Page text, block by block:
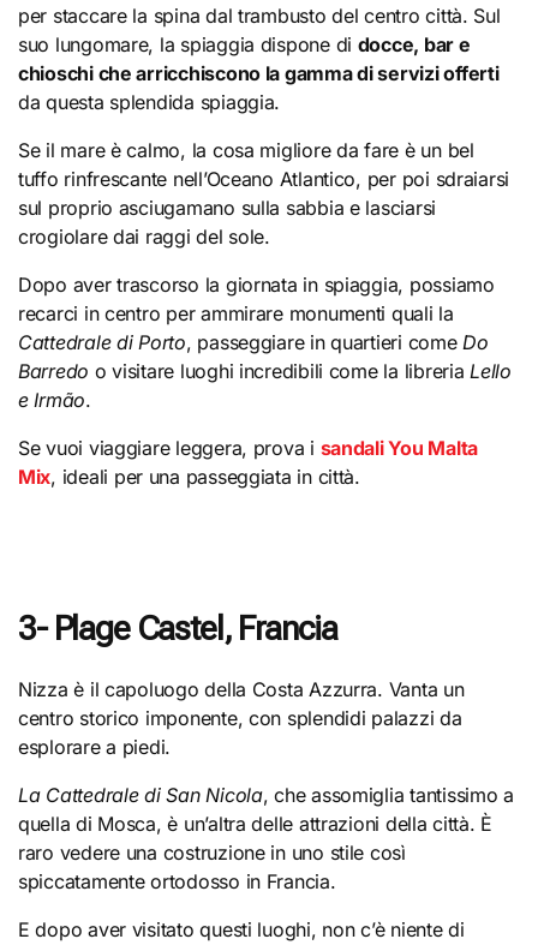
per staccare la spina dal trambusto del centro città. Sul
suo lungomare, la spiaggia dispone di docce, bar e
chioschi che arricchiscono la gamma di servizi offerti
da questa splendida spiaggia.
Se il mare è calmo, la cosa migliore da fare è un bel
tuffo rinfrescante nell’Oceano Atlantico, per poi sdraiarsi
sul proprio asciugamano sulla sabbia e lasciarsi
crogiolare dai raggi del sole.
Dopo aver trascorso la giornata in spiaggia, possiamo
recarci in centro per ammirare monumenti quali la
Cattedrale di Porto, passeggiare in quartieri comeDo
Barredo o visitare luoghi incredibili come la libreriaLello
e Irmão.
Se vuoi viaggiare leggera, prova i sandali You Malta
Mix, ideali per una passeggiata in città.
3- Plage Castel, Francia
Nizza è il capoluogo della Costa Azzurra. Vanta un
centro storico imponente, con splendidi palazzi da
esplorare a piedi.
La Cattedrale di San Nicola, che assomiglia tantissimo a
quella di Mosca, è un’altra delle attrazioni della città. È
raro vedere una costruzione in uno stile così
spiccatamente ortodosso in Francia.
E dopo aver visitato questi luoghi, non c’è niente di